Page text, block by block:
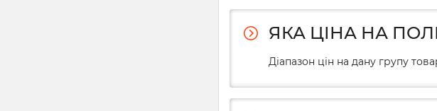
ЯКА ЦІНА НА
Діапазон цін на дану групу